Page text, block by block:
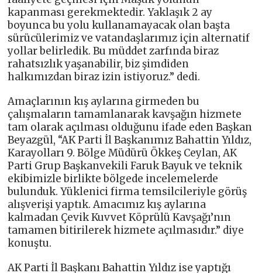
kapanması gerekmektedir. Yaklaşık 2 ay
boyunca bu yolu kullanamayacak olan başta
sürücülerimiz ve vatandaşlarımız için alternatif
yollar belirledik. Bu müddet zarfında biraz
rahatsızlık yaşanabilir, biz şimdiden
halkımızdan biraz izin istiyoruz.” dedi.
Amaçlarının kış aylarına girmeden bu
çalışmaların tamamlanarak kavşağın hizmete
tam olarak açılması olduğunu ifade eden Başkan
Beyazgül, “AK Parti İl Başkanımız Bahattin Yıldız,
Karayolları 9. Bölge Müdürü Ökkeş Ceylan, AK
Parti Grup Başkanvekili Faruk Bayuk ve teknik
ekibimizle birlikte bölgede incelemelerde
bulunduk. Yüklenici firma temsilcileriyle görüş
alışverişi yaptık. Amacımız kış aylarına
kalmadan Çevik Kuvvet Köprülü Kavşağı’nın
tamamen bitirilerek hizmete açılmasıdır.” diye
konuştu.
AK Parti İl Başkanı Bahattin Yıldız ise yaptığı